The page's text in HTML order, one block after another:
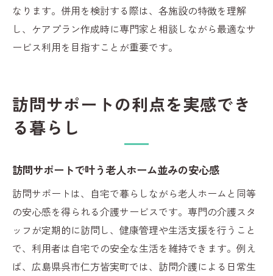
なります。併用を検討する際は、各施設の特徴を理解
し、ケアプラン作成時に専門家と相談しながら最適なサ
ービス利用を目指すことが重要です。
訪問サポートの利点を実感でき
る暮らし
訪問サポートで叶う老人ホーム並みの安心感
訪問サポートは、自宅で暮らしながら老人ホームと同等
の安心感を得られる介護サービスです。専門の介護スタ
ッフが定期的に訪問し、健康管理や生活支援を行うこと
で、利用者は自宅での安全な生活を維持できます。例え
ば、広島県呉市仁方皆実町では、訪問介護による日常生